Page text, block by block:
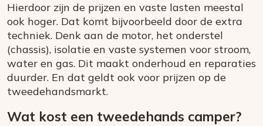
Hierdoor zijn de prijzen en vaste lasten meestal
ook hoger. Dat komt bijvoorbeeld door de extra
techniek. Denk aan de motor, het onderstel
(chassis), isolatie en vaste systemen voor stroom,
water en gas. Dit maakt onderhoud en reparaties
duurder. En dat geldt ook voor prijzen op de
tweedehandsmarkt.
Wat kost een tweedehands camper?